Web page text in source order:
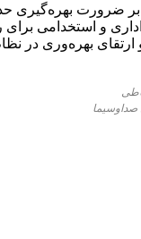
ضرورت بهره‌گیری
و استخدامی برای
بهره‌وری در
صداوسیما